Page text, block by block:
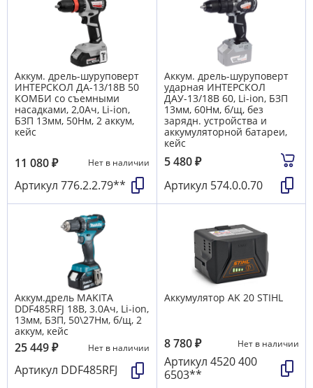
Аккум. дрель-шуруповерт
ИНТЕРСКОЛ ДА-13/18В 50
КОМБИ со съемными
насадками, 2,0Ач, Li-ion,
БЗП 13мм, 50Нм, 2 аккум,
кейс
11 080₽ Нет в наличии
Артикул 776.2.2.79**
Аккум. дрель-шуруповерт
ударная ИНТЕРСКОЛ
ДАУ-13/18В 60, Li-ion, БЗП
13мм, 60Нм, б/щ, без
зарядн. устройства и
аккумуляторной батареи,
кейс
5 480₽
Артикул 574.0.0.70
Аккум.дрель MAKITA
DDF485RFJ 18В, 3.0Ач, Li-ion,
13мм, БЗП, 50\27Нм, б/щ, 2
аккум, кейс
25 449₽ Нет в наличии
Артикул DDF485RFJ
Аккумулятор AK 20 STIHL
8 780₽ Нет в наличии
Артикул 4520 400
6503**